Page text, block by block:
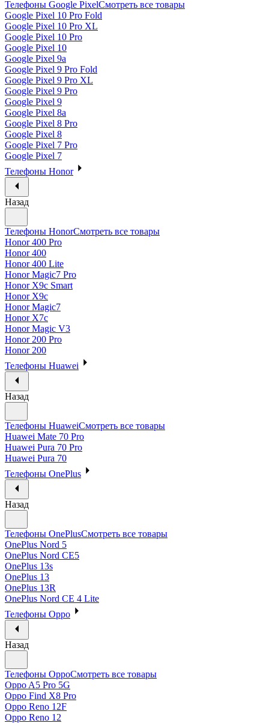
Телефоны Google PixelСмотреть все товары
Google Pixel 10 Pro Fold
Google Pixel 10 Pro XL
Google Pixel 10 Pro
Google Pixel 10
Google Pixel 9a
Google Pixel 9 Pro Fold
Google Pixel 9 Pro XL
Google Pixel 9 Pro
Google Pixel 9
Google Pixel 8a
Google Pixel 8 Pro
Google Pixel 8
Google Pixel 7 Pro
Google Pixel 7
Телефоны Honor
Назад
Телефоны HonorСмотреть все товары
Honor 400 Pro
Honor 400
Honor 400 Lite
Honor Magic7 Pro
Honor X9c Smart
Honor X9c
Honor Magic7
Honor X7c
Honor Magic V3
Honor 200 Pro
Honor 200
Телефоны Huawei
Назад
Телефоны HuaweiСмотреть все товары
Huawei Mate 70 Pro
Huawei Pura 70 Pro
Huawei Pura 70
Телефоны OnePlus
Назад
Телефоны OnePlusСмотреть все товары
OnePlus Nord 5
OnePlus Nord CE5
OnePlus 13s
OnePlus 13
OnePlus 13R
OnePlus Nord CE 4 Lite
Телефоны Oppo
Назад
Телефоны OppoСмотреть все товары
Oppo A5 Pro 5G
Oppo Find X8 Pro
Oppo Reno 12F
Oppo Reno 12